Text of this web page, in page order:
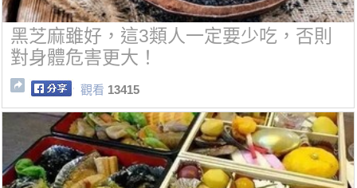
黑芝麻雖好，這3類人一定要少吃，否則
對身體危害更大！
觀看 13415